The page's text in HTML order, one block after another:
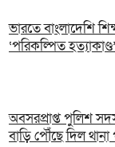
ভারতে বাংলাদেশি
‘পরিকল্পিত হত্যাকাণ্ড’
অবসরপ্রাপ্ত পুলিশ
বাড়ি পৌঁছে দিল